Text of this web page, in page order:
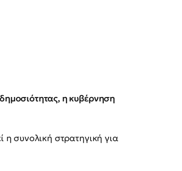
η κυβέρνηση
η συνολική στρατηγική για